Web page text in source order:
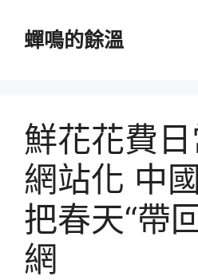
蟬鳴的餘溫
鮮花花費
網站化 中
把春天“帶
網